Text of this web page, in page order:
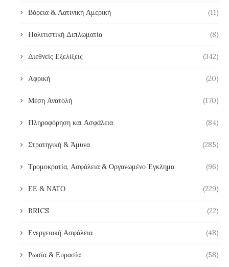
Βόρεια & Λατινική Αμερική (11)
Πολιτιστική Διπλωματία (8)
Διεθνείς Εξελίξεις (342)
Αφρική (20)
Μέση Ανατολή (170)
Πληροφόρηση και Ασφάλεια (84)
Στρατηγική & Άμυνα (285)
Τρομοκρατία, Ασφάλεια & Οργανωμένο Έγκλημα (96)
ΕΕ & ΝΑΤΟ (229)
BRICS (22)
Ενεργειακή Ασφάλεια (48)
Ρωσία & Ευρασία (58)